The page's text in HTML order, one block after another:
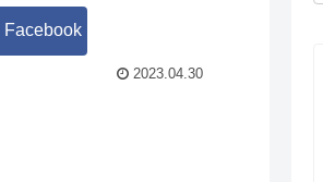
Facebook
2023.04.30